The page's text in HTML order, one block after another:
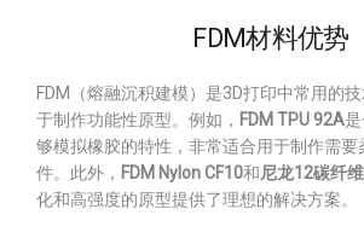
FDM材料优势
FDM（熔融沉积建模）是3D打印中常用的
于制作功能性原型。例如， FDM TPU 92A
够模拟橡胶的特性，非常适合用于制作需要
件。此外， FDM Nylon CF10和尼龙12碳纤维
化和高强度的原型提供了理想的解决方案。